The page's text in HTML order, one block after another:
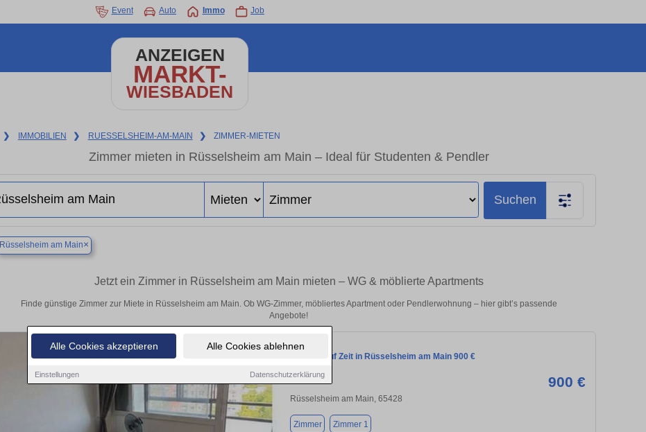
Alle Cookies akzeptieren Alle Cookies ablehnen
Einstellungen Datenschutzerklärung
Event Auto Immo Job
ANZEIGEN
MARKT-
WIESBADEN
❯ IMMOBILIEN ❯ RUESSELSHEIM-AM-MAIN ❯ ZIMMER-MIETEN
Zimmer mieten in Rüsselsheim am Main – Ideal für Studenten & Pendler
Suchen
Rüsselsheim am Main×
Jetzt ein Zimmer in Rüsselsheim am Main mieten – WG & möblierte Apartments
Finde günstige Zimmer zur Miete in Rüsselsheim am Main. Ob WG-Zimmer, möbliertes Apartment oder Pendlerwohnung – hier gibt’s passende
Angebote!
Wohnen auf Zeit in Rüsselsheim am Main 900 €
900 €
Rüsselsheim am Main, 65428
Zimmer Zimmer 1